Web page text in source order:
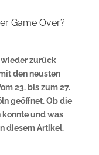
Game Over?
wieder zurück
den neusten
23. bis zum 27.
geöffnet. Ob die
konnte und was
diesem Artikel.